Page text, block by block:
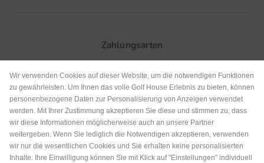
Zahlungsarten
Wir verwenden Cookies auf dieser Website, um die notwendigen Funktionen
zu gewährleisten. Um Ihnen das volle Golf House Erlebnis zu bieten, können
personenbezogene Daten zur Personalisierung von Anzeigen verwendet
werden. Mit Ihrer Zustimmung akzeptieren Sie diese und stimmen zu, dass
wir diese Informationen möglicherweise auch an unsere Partner
weitergeben. Wenn Sie lediglich die Notwendigen akzeptieren, verwenden
wir nur die wesentlichen Cookies und Sie erhalten keine personalisierten
Inhalte. Ihre Einwilligung können Sie mit Klick auf "Einstellungen" individuell